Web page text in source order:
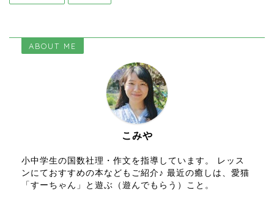
ABOUT ME
こみや
小中学生の国数社理・作文を指導しています。 レッス
ンにておすすめの本などもご紹介♪ 最近の癒しは、愛猫
「すーちゃん」と遊ぶ（遊んでもらう）こと。